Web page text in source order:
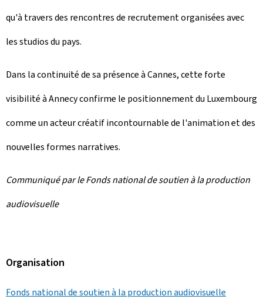
qu'à travers des rencontres de recrutement organisées avec
les studios du pays.
Dans la continuité de sa présence à Cannes, cette forte
visibilité à Annecy confirme le positionnement du Luxembourg
comme un acteur créatif incontournable de l'animation et des
nouvelles formes narratives.
Communiqué par le Fonds national de soutien à la production
audiovisuelle
Organisation
Fonds national de soutien à la production audiovisuelle